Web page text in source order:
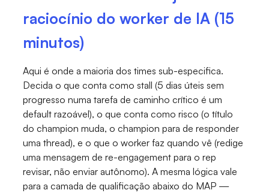
raciocínio do worker de IA (15
minutos)
Aqui é onde a maioria dos times sub-especifica.
Decida o que conta como stall (5 dias úteis sem
progresso numa tarefa de caminho crítico é um
default razoável), o que conta como risco (o título
do champion muda, o champion para de responder
uma thread), e o que o worker faz quando vê (redige
uma mensagem de re-engagement para o rep
revisar, não enviar autônomo). A mesma lógica vale
para a camada de qualificação abaixo do MAP —